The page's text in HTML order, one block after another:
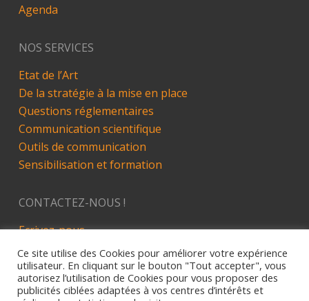
Agenda
NOS SERVICES
Etat de l’Art
De la stratégie à la mise en place
Questions réglementaires
Communication scientifique
Outils de communication
Sensibilisation et formation
CONTACTEZ-NOUS !
Ecrivez-nous
LinkedIn
Ce site utilise des Cookies pour améliorer votre expérience
utilisateur. En cliquant sur le bouton "Tout accepter", vous
autorisez l’utilisation de Cookies pour vous proposer des
publicités ciblées adaptées à vos centres d’intérêts et